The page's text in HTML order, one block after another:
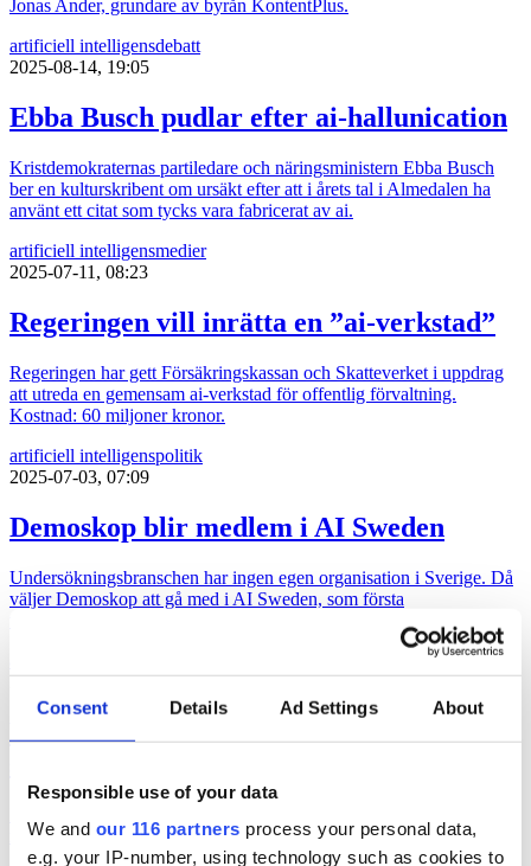
Consent Details Ad Settings About
Responsible use of your data
We and our 116 partners process your personal data,
e.g. your IP-number, using technology such as cookies to
Jonas Ander, grundare av byrån KontentPlus.
artificiell intelligensdebatt
2025-08-14, 19:05
Ebba Busch pudlar efter ai-hallunication
Kristdemokraternas partiledare och näringsministern Ebba Busch
ber en kulturskribent om ursäkt efter att i årets tal i Almedalen ha
använt ett citat som tycks vara fabricerat av ai.
artificiell intelligensmedier
2025-07-11, 08:23
Regeringen vill inrätta en ”ai-verkstad”
Regeringen har gett Försäkringskassan och Skatteverket i uppdrag
att utreda en gemensam ai-verkstad för offentlig förvaltning.
Kostnad: 60 miljoner kronor.
artificiell intelligenspolitik
2025-07-03, 07:09
Demoskop blir medlem i AI Sweden
Undersökningsbranschen har ingen egen organisation i Sverige. Då
väljer Demoskop att gå med i AI Sweden, som första
2025-05-29, 03:47
Erik Slottners digitaliseringsstrategi
mål och Sverige halkar efter inom ai, lyder kritiken.